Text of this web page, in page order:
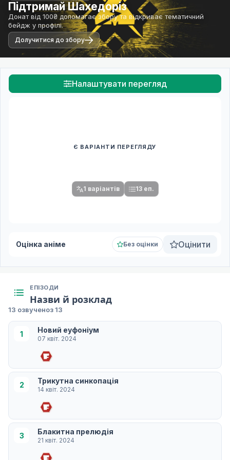
Підтримай Шахедоріз
Донат від 100₴ допомагає збору та відкриває тематичний
бейдж у профілі.
Долучитися до збору
Налаштувати перегляд
Є ВАРІАНТИ ПЕРЕГЛЯДУ
1 варіантів 13 еп.
Оцінка аніме Без оцінки Оцінити
ЕПІЗОДИ
Назви й розклад
13 озвученоз 13
1 Новий еуфоніум
07 квіт. 2024
2 Трикутна синкопація
14 квіт. 2024
3 Блакитна прелюдія
21 квіт. 2024